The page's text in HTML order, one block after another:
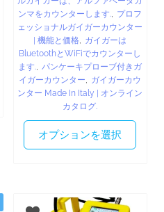
ンマをカウンターします.
プロフ
ェッショナルガイガーカウンター
| 機能と価格
ガイガーは
BluetoothとWiFiでカウンターし
ます.
パンケーキプローブ付きガ
イガーカウンター
ガイガーカウ
ンター Made In Italy | オンライン
カタログ.
オプションを選択